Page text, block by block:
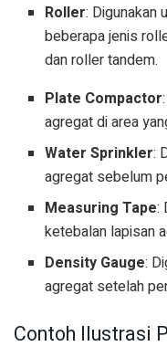
Roller: Digunakan
beberapa jenis
dan roller tandem.
Plate Compactor
agregat di area
Water Sprinkler:
agregat sebelum
Measuring Tape:
ketebalan lapisan
Density Gauge:
agregat setelah
Contoh Ilustrasi